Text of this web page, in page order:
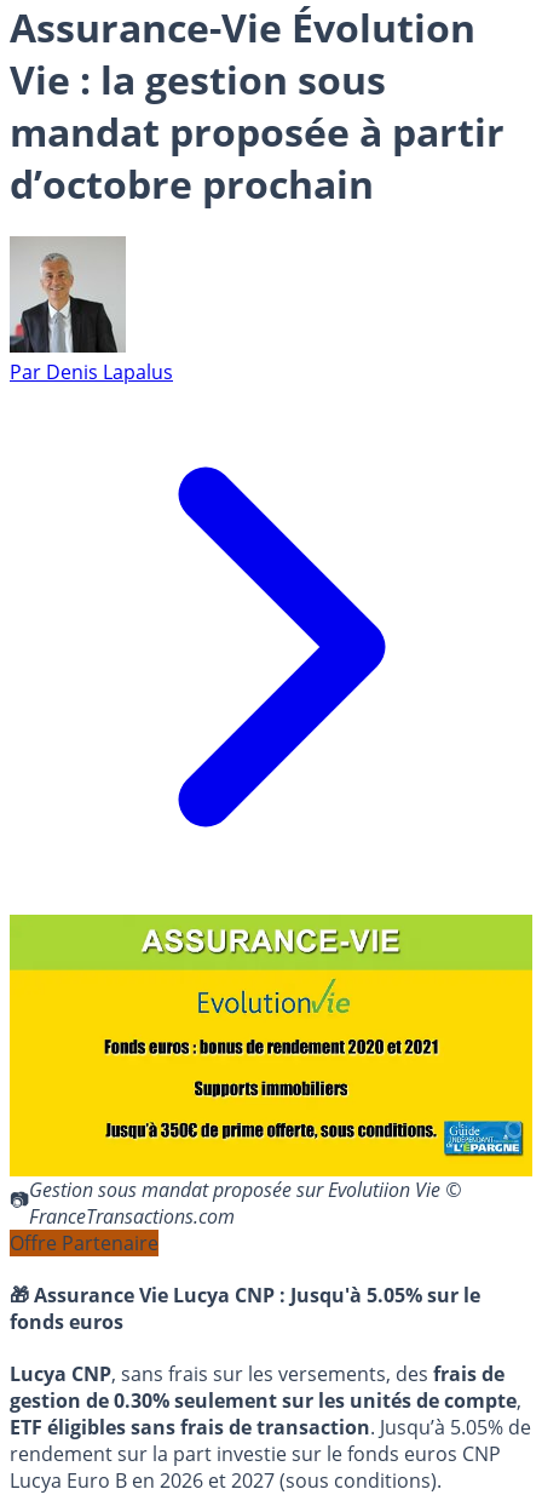
Assurance-Vie Évolution
Vie : la gestion sous
mandat proposée à partir
d’octobre prochain
Par Denis Lapalus
Gestion sous mandat proposée sur Evolutiion Vie ©
FranceTransactions.com
Offre Partenaire
🎁 Assurance Vie Lucya CNP : Jusqu'à 5.05% sur le
fonds euros
Lucya CNP, sans frais sur les versements, des frais de
gestion de 0.30% seulement sur les unités de compte,
ETF éligibles sans frais de transaction. Jusqu’à 5.05% de
rendement sur la part investie sur le fonds euros CNP
Lucya Euro B en 2026 et 2027 (sous conditions).